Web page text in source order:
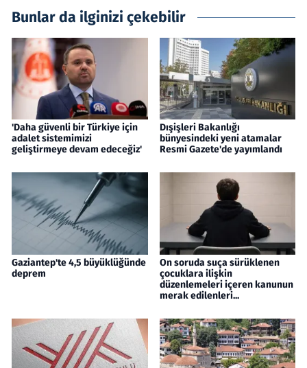
Bunlar da ilginizi çekebilir
'Daha güvenli bir Türkiye için
adalet sistemimizi
geliştirmeye devam edeceğiz'
Dışişleri Bakanlığı
bünyesindeki yeni atamalar
Resmi Gazete'de yayımlandı
Gaziantep'te 4,5 büyüklüğünde
deprem
On soruda suça sürüklenen
çocuklara ilişkin
düzenlemeleri içeren kanunun
merak edilenleri...